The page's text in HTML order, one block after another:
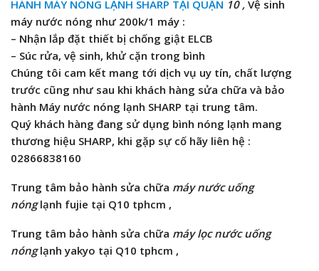
HÀNH MÁY NÓNG LẠNH SHARP TẠI QUẬN 10 , Vệ sinh
máy nước nóng như 200k/1 máy :
– Nhận lắp đặt thiết bị chống giật ELCB
– Súc rửa, vệ sinh, khử cặn trong bình
Chúng tôi cam kết mang tới dịch vụ uy tín, chất lượng
trước cũng như sau khi khách hàng sửa chữa và bảo
hành Máy nước nóng lạnh SHARP tại trung tâm.
Quý khách hàng đang sử dụng bình nóng lạnh mang
thương hiệu SHARP, khi gặp sự cố hãy liên hệ :
02866838160
Trung tâm bảo hành sửa chữa máy nước uống
nónglạnh fujie tại Q10 tphcm ,
Trung tâm bảo hành sửa chữa máy lọc nước uống
nónglạnh yakyo tại Q10 tphcm ,